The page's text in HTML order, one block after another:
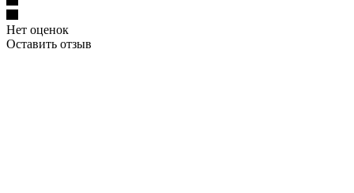
Нет оценок
Оставить отзыв